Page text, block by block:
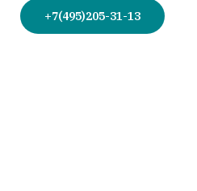
+7(495)205-31-13